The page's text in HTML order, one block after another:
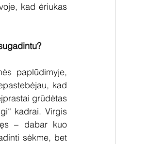
kad ėriukas
paplūdimyje,
kad
grūdėtas
kadrai. Virgis
– dabar kuo
sėkme, bet